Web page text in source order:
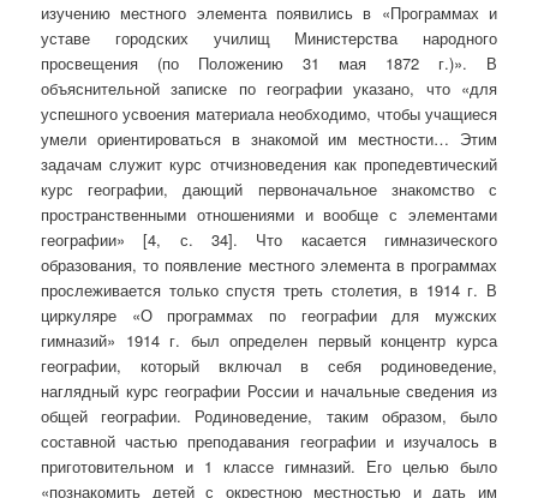
изучению местного элемента появились в «Программах и
уставе городских училищ Министерства народного
просвещения (по Положению 31 мая 1872 г.)». В
объяснительной записке по географии указано, что «для
успешного усвоения материала необходимо, чтобы учащиеся
умели ориентироваться в знакомой им местности… Этим
задачам служит курс отчизноведения как пропедевтический
курс географии, дающий первоначальное знакомство с
пространственными отношениями и вообще с элементами
географии» [4, с. 34]. Что касается гимназического
образования, то появление местного элемента в программах
прослеживается только спустя треть столетия, в 1914 г. В
циркуляре «О программах по географии для мужских
гимназий» 1914 г. был определен первый концентр курса
географии, который включал в себя родиноведение,
наглядный курс географии России и начальные сведения из
общей географии. Родиноведение, таким образом, было
составной частью преподавания географии и изучалось в
приготовительном и 1 классе гимназий. Его целью было
«познакомить детей с окрестною местностью и дать им